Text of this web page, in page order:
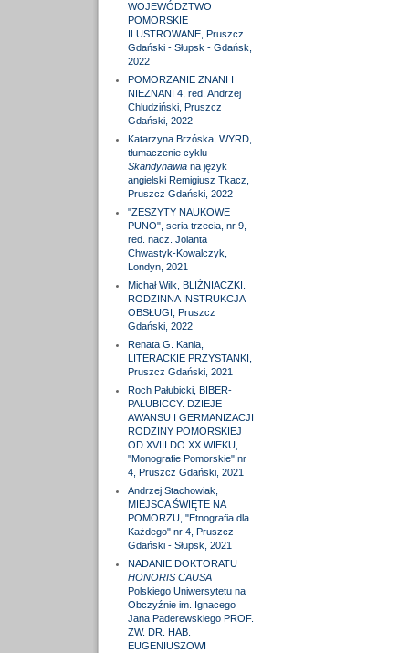
WOJEWÓDZTWO
POMORSKIE
ILUSTROWANE, Pruszcz
Gdański - Słupsk - Gdańsk,
2022
POMORZANIE ZNANI I
NIEZNANI 4, red. Andrzej
Chludziński, Pruszcz
Gdański, 2022
Katarzyna Brzóska, WYRD,
tłumaczenie cyklu
Skandynawiana język
angielski Remigiusz Tkacz,
Pruszcz Gdański, 2022
"ZESZYTY NAUKOWE
PUNO", seria trzecia, nr 9,
red. nacz. Jolanta
Chwastyk-Kowalczyk,
Londyn, 2021
Michał Wilk, BLIŹNIACZKI.
RODZINNA INSTRUKCJA
OBSŁUGI, Pruszcz
Gdański, 2022
Renata G. Kania,
LITERACKIE PRZYSTANKI,
Pruszcz Gdański, 2021
Roch Pałubicki, BIBER-
PAŁUBICCY. DZIEJE
AWANSU I GERMANIZACJI
RODZINY POMORSKIEJ
OD XVIII DO XX WIEKU,
"Monografie Pomorskie" nr
4, Pruszcz Gdański, 2021
Andrzej Stachowiak,
MIEJSCA ŚWIĘTE NA
POMORZU, "Etnografia dla
Każdego" nr 4, Pruszcz
Gdański - Słupsk, 2021
NADANIE DOKTORATU
HONORIS CAUSA
Polskiego Uniwersytetu na
Obczyźnie im. Ignacego
Jana Paderewskiego PROF.
ZW. DR. HAB.
EUGENIUSZOWI